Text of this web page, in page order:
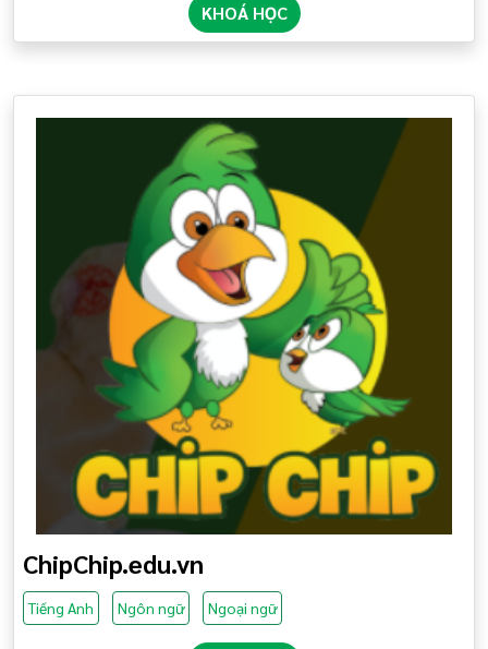
KHOÁ HỌC
ChipChip.edu.vn
Tiếng Anh Ngôn ngữ Ngoại ngữ